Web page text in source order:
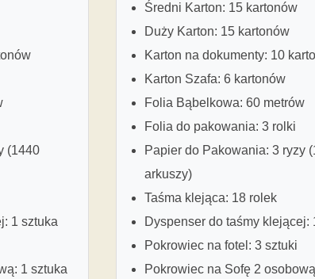
(1440
1 sztuka
1 sztuka
Średni Karton: 15 kartonów
Duży Karton: 15 kartonów
Karton na dokumenty: 10
Karton Szafa: 6 kartonów
Folia Bąbelkowa: 60 metrów
Folia do pakowania: 3 rolki
Papier do Pakowania: 3 ryzy
arkuszy)
Taśma klejąca: 18 rolek
Dyspenser do taśmy klejącej:
Pokrowiec na fotel: 3 sztuki
Pokrowiec na Sofę 2